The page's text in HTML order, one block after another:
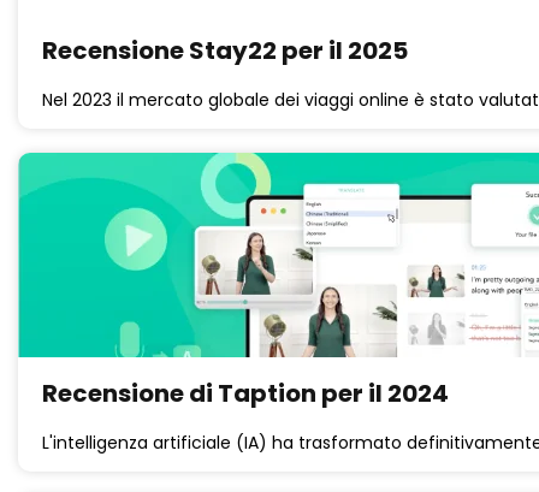
Recensione Stay22 per il 2025
Nel 2023 il mercato globale dei viaggi online è stato
Recensione di Taption per il 2024
L'intelligenza artificiale (IA) ha trasformato